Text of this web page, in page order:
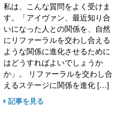
私は、こんな質問をよく受けま
す。「アイヴァン、最近知り合
いになった人との関係を、自然
にリファーラルを交わし合える
ような関係に進化させるために
はどうすればよいでしょうか
か」。 リファーラルを交わし合
えるステージに関係を進化 […]
記事を見る